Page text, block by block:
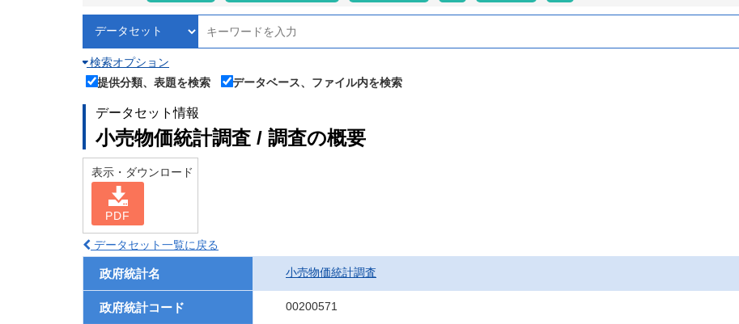
検索オプション
提供分類、表題を検索
データベース、ファイル内を検索
データセット情報
小売物価統計調査 / 調査の概要
表示・ダウンロード
PDF
データセット一覧に戻る
政府統計名 小売物価統計調査
政府統計コード 00200571